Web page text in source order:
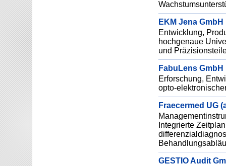
EKM Jena GmbH
Entwicklung,
hochgenaue
und
FabuLens GmbH
Erforschung,
opto-
Fraecermed UG
Integrierte
GESTIO Audit